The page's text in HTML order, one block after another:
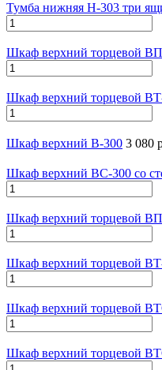
Тумба нижняя Н-303 три
Шкаф верхний торцевой
Шкаф верхний торцевой
Шкаф верхний В-300 3 080
Шкаф верхний ВС-300 со
Шкаф верхний торцевой
Шкаф верхний торцевой
Шкаф верхний торцевой
Шкаф верхний торцевой